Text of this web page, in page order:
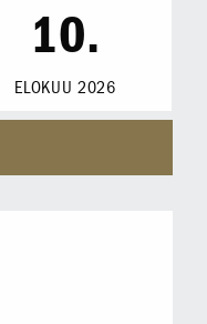
10.
ELOKUU 2026